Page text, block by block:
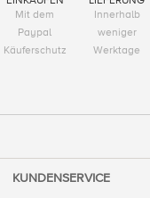
Mit dem
Paypal
Käuferschutz
Innerhalb
weniger
Werktage
KUNDENSERVICE